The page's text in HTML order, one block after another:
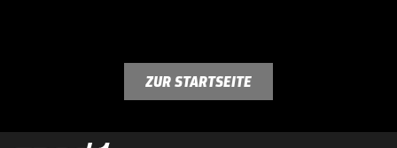
ZUR STARTSEITE